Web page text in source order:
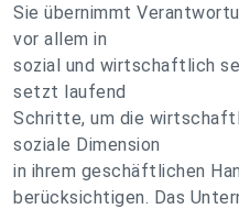
Sie übernimmt
vor allem in
sozial und wirtschaftlich
setzt laufend
Schritte, um die
soziale Dimension
in ihrem geschäftlichen
berücksichtigen. Das